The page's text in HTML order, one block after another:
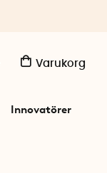
Varukorg
Innovatörer